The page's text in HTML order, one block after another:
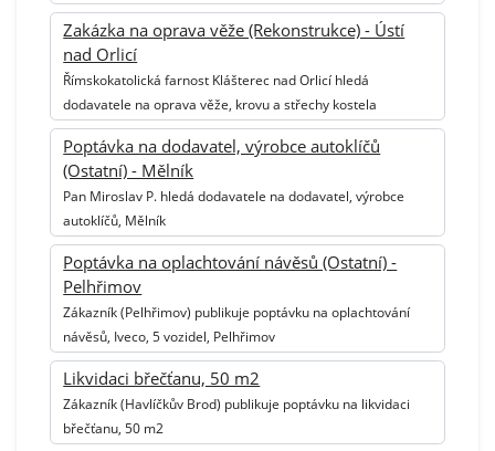
Zakázka na oprava věže (Rekonstrukce) - Ústí
nad Orlicí
Římskokatolická farnost Klášterec nad Orlicí hledá
dodavatele na oprava věže, krovu a střechy kostela
Poptávka na dodavatel, výrobce autoklíčů
(Ostatní) - Mělník
Pan Miroslav P. hledá dodavatele na dodavatel, výrobce
autoklíčů, Mělník
Poptávka na oplachtování návěsů (Ostatní) -
Pelhřimov
Zákazník (Pelhřimov) publikuje poptávku na oplachtování
návěsů, Iveco, 5 vozidel, Pelhřimov
Likvidaci břečťanu, 50 m2
Zákazník (Havlíčkův Brod) publikuje poptávku na likvidaci
břečťanu, 50 m2